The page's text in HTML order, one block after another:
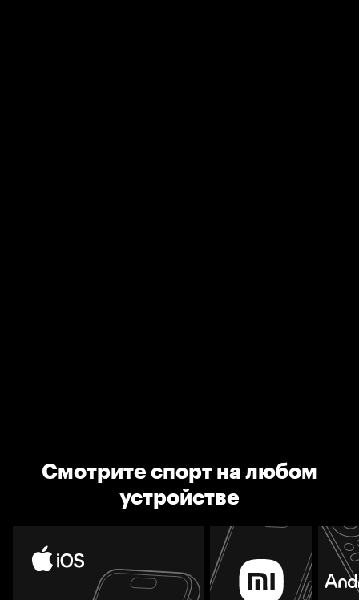
Смотрите спорт на любом
устройстве